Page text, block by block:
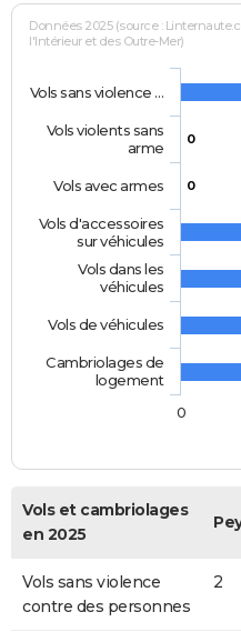
Données 2025 (source :
l'Intérieur et des Outre-Mer)
0
0
Vols sans violence …
Vols violents sans
arme
Vols avec armes
Vols d'accessoires
sur véhicules
Vols dans les
véhicules
Vols de véhicules
Cambriolages de
logement
0
Vols et cambriolages
en 2025
Vols sans violence
contre des personnes
2